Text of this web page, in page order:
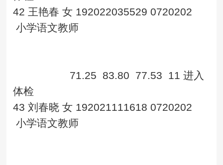
42 王艳春 女 192022035529 0720202
小学语文教师
71.25 83.80 77.53 11 进入
体检
43 刘春晓 女 192021111618 0720202
小学语文教师